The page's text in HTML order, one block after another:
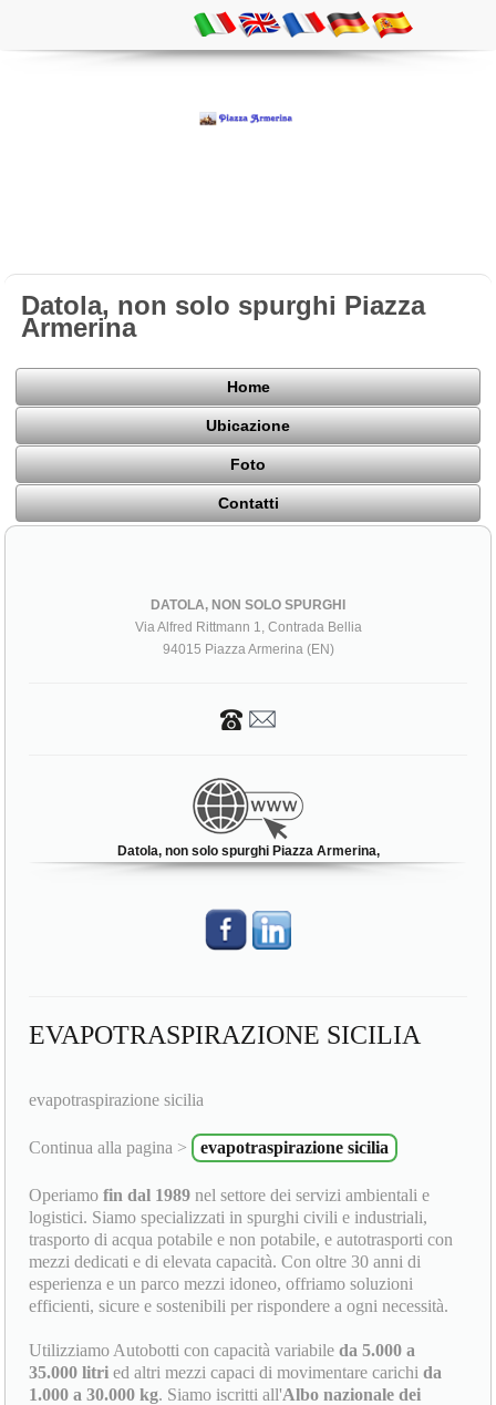
Datola, non solo spurghi Piazza
Armerina
Home
Ubicazione
Foto
Contatti
DATOLA, NON SOLO SPURGHI
Via Alfred Rittmann 1, Contrada Bellia
94015 Piazza Armerina (EN)
Datola, non solo spurghi Piazza Armerina,
EVAPOTRASPIRAZIONE SICILIA
evapotraspirazione sicilia
Continua alla pagina > evapotraspirazione sicilia
Operiamofin dal 1989 nel settore dei servizi ambientali e
logistici. Siamo specializzati in spurghi civili e industriali,
trasporto di acqua potabile e non potabile, e autotrasporti con
mezzi dedicati e di elevata capacità. Con oltre 30 anni di
esperienza e un parco mezzi idoneo, offriamo soluzioni
efficienti, sicure e sostenibili per rispondere a ogni necessità.
Utilizziamo Autobotti con capacità variabileda 5.000 a
35.000 litri ed altri mezzi capaci di movimentare carichida
1.000 a 30.000 kg. Siamo iscritti all'Albo nazionale dei